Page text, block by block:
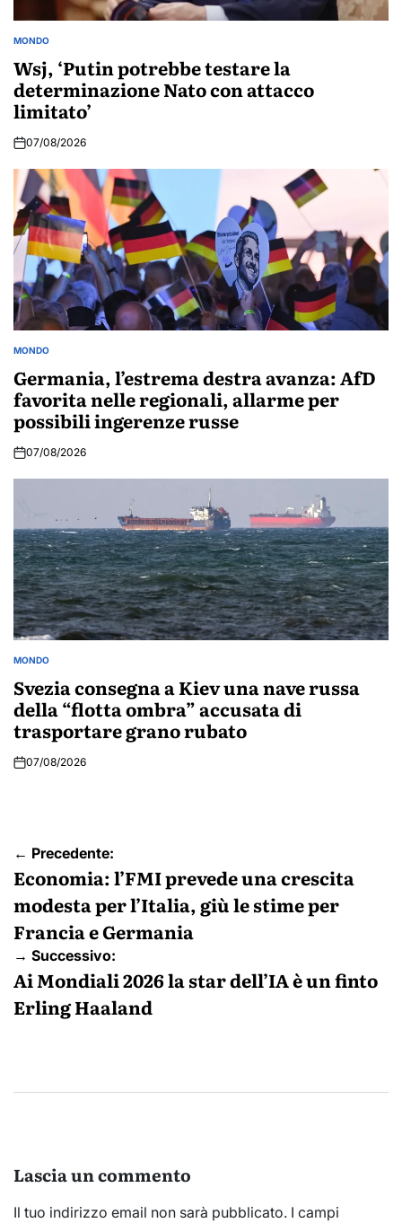
POSTED
MONDO
Wsj, ‘Putin potrebbe testare la
determinazione Nato con attacco
limitato’
07/08/2026
POSTED
MONDO
Germania, l’estrema destra avanza: AfD
favorita nelle regionali, allarme per
possibili ingerenze russe
07/08/2026
POSTED
MONDO
Svezia consegna a Kiev una nave russa
della “flotta ombra” accusata di
trasportare grano rubato
07/08/2026
Navigazione
articoli
← Precedente:
Economia: l’FMI prevede una crescita
modesta per l’Italia, giù le stime per
Francia e Germania
→ Successivo:
Ai Mondiali 2026 la star dell’IA è un finto
Erling Haaland
Lascia un commento
Il tuo indirizzo email non sarà pubblicato. I campi